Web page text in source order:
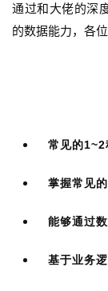
通过和大佬的深
的数据能力，各
常见的1~2
掌握常见
能够通过
基于业务